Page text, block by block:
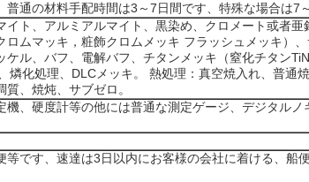
通の材料手配時間は3～7日間です、特殊な場合は7
、アルミアルマイト、黒染め、クロメート或者亜
ムマッキ，粧飾クロムメッキ フラッシュメッキ）、
ケル、バフ、電解バフ、チタンメッキ（窒化チタン
燐化処理、DLCメッキ。 熱処理：真空焼入れ、普通
、焼炖、サブゼロ。
、硬度計等の他には普通な測定ゲージ、デジタル
等です、速達は3日以内にお客様の会社に着ける、船